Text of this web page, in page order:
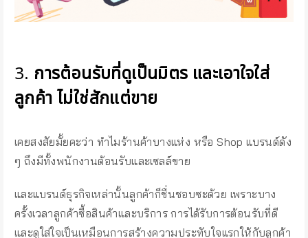
3. การต้อนรับที่ดูเป็นมิตร และเอาใจใส่
ลูกค้า ไม่ใช่สักแต่ขาย
เคยสงสัยมั้ยคะว่า ทำไมร้านค้าบางแห่ง หรือ Shop แบรนด์ดัง
ๆ ถึงมีทั้งพนักงานต้อนรับและเซลล์ขาย
และแบรนด์ธุรกิจเหล่านั้นลูกค้าก็ชื่นชอบซะด้วย เพราะบาง
ครั้งเวลาลูกค้าซื้อสินค้าและบริการ การได้รับการต้อนรับที่ดี
และดูใส่ใจเป็นเหมือนการสร้างความประทับใจแรกให้กับลูกค้า